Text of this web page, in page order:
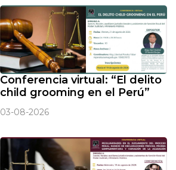
Conferencia virtual: “El delito
child grooming en el Perú”
03-08-2026